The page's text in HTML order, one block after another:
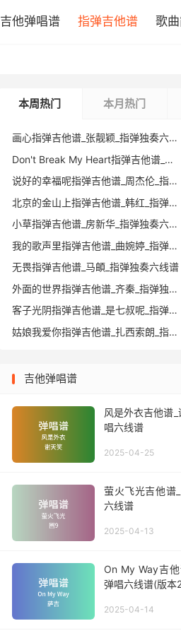
吉他弹唱谱 指弹吉他谱 歌
本周热门 本月热门
画心指弹吉他谱_张靓颖_指弹独奏六线谱
Don't Break My Heart指弹吉他谱_窦唯_指弹独奏六线谱
说好的幸福呢指弹吉他谱_周杰伦_指弹独奏六线谱
北京的金山上指弹吉他谱_韩红_指弹独奏六线谱
小草指弹吉他谱_房新华_指弹独奏六线谱(版本2)
我的歌声里指弹吉他谱_曲婉婷_指弹独奏六线谱
无畏指弹吉他谱_马頔_指弹独奏六线谱
外面的世界指弹吉他谱_齐秦_指弹独奏六线谱
客子光阴指弹吉他谱_是七叔呢_指弹独奏六线谱
姑娘我爱你指弹吉他谱_扎西索朗_指弹独奏六线谱
吉他弹唱谱
风是外衣吉他谱_
唱六线谱
2025-04-25
萤火飞光吉他谱
六线谱
2025-04-13
On My Way吉
弹唱六线谱(版本
2025-04-14